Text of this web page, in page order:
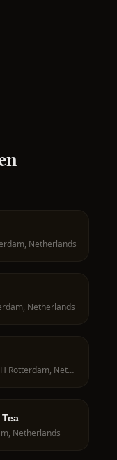
Netherlands
Netherlands
Van Vollenhovenstraat 14A, 3016 BH Rotterdam, Netherlands
Netherlands